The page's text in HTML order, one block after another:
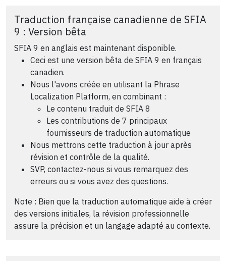
Traduction française canadienne de SFIA
9 : Version bêta
SFIA 9 en anglais est maintenant disponible.
Ceci est une version bêta de SFIA 9 en français
canadien.
Nous l'avons créée en utilisant la Phrase
Localization Platform, en combinant :
Le contenu traduit de SFIA 8
Les contributions de 7 principaux
fournisseurs de traduction automatique
Nous mettrons cette traduction à jour après
révision et contrôle de la qualité.
SVP, contactez-nous si vous remarquez des
erreurs ou si vous avez des questions.
Note : Bien que la traduction automatique aide à créer
des versions initiales, la révision professionnelle
assure la précision et un langage adapté au contexte.